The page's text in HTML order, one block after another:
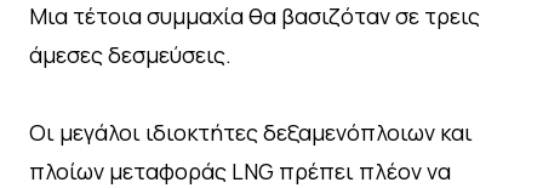
Μια τέτοια συμμαχία θα βασιζόταν σε τρεις
άμεσες δεσμεύσεις.
Οι μεγάλοι ιδιοκτήτες δεξαμενόπλοιων και
πλοίων μεταφοράς LNG πρέπει πλέον να